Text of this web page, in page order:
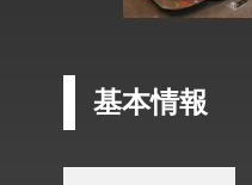
基本情報